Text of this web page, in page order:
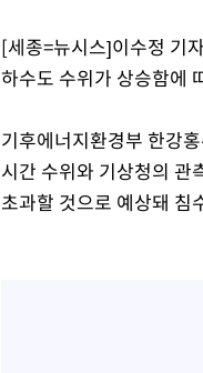
[세종=뉴시스]이수정 기
하수도 수위가 상승함에
기후에너지환경부 한강
시간 수위와 기상청의 관
초과할 것으로 예상돼 침